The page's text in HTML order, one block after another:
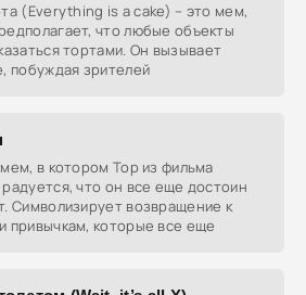
(Everything is a cake) – это мем,
что любые объекты
тортами. Он вызывает
побуждая зрителей
в котором Тор из фильма
что он все еще достоин
Символизирует возвращение к
привычкам, которые все еще